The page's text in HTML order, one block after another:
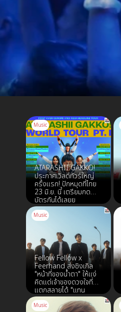
Music
ATARASHII GAKKO!
ประกาศเวิลด์ทัวร์ใหญ่
ครั้งแรก! ปักหมุดที่ไทย
23 มิ.ย. นี้ เตรียมกด
บัตรกันได้เลยย
Music
Fellow Fellow x
Feerhand ส่งซิงเกิล
"หน้าที่ของน้ำตา" ให้แง่
คิดแด่เจ้าของดวงใจที่
แตกสลายได้ "แทน
LIPTA" นั่งแทน
โปรดิวเซอร์
Music